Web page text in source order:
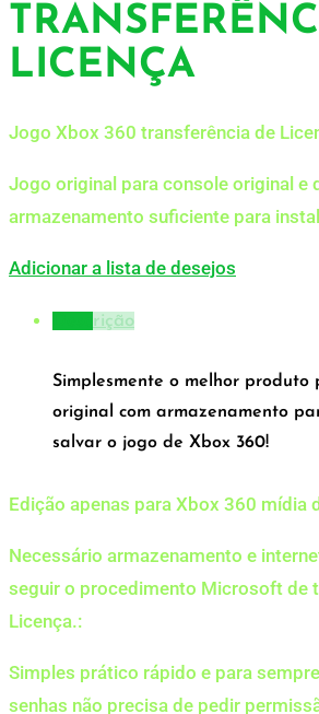
LICENÇA
Jogo Xbox 360 transferência de
Jogo original para console original e
armazenamento suficiente para
Adicionar a lista de desejos
Descrição
Simplesmente o melhor produto
original com armazenamento
salvar o jogo de Xbox 360!
Edição apenas para Xbox 360 mídia
Necessário armazenamento e
seguir o procedimento Microsoft de
Licença.:
Simples prático rápido e para
senhas não precisa de pedir